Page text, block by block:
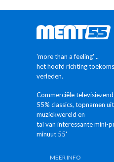
'more than a feeling' ..
het hoofd richting
verleden.
Commerciële
55% classics, topnamen
muziekwereld en
tal van interessante mini-
minuut 55'
MEER INFO